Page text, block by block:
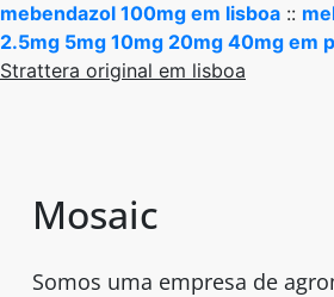
mebendazol 100mg em lisboa ::
2.5mg 5mg 10mg 20mg 40mg em
Strattera original em lisboa
Mosaic
Somos uma empresa de